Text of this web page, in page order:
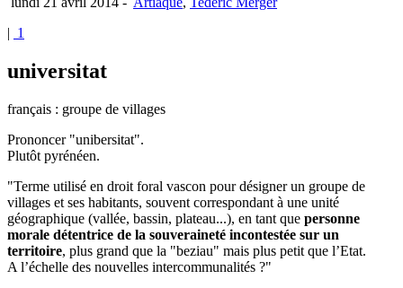
| 1
universitat
français : groupe de villages
Prononcer "unibersitat".
Plutôt pyrénéen.
"Terme utilisé en droit foral vascon pour désigner un groupe de
villages et ses habitants, souvent correspondant à une unité
géographique (vallée, bassin, plateau...), en tant que personne
morale détentrice de la souveraineté incontestée sur un
territoire, plus grand que la "beziau" mais plus petit que l’Etat.
A l’échelle des nouvelles intercommunalités ?"